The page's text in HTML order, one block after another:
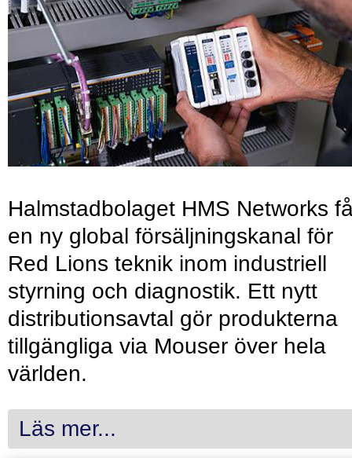
Halmstadbolaget HMS Networks
en ny global försäljningskanal för
Red Lions teknik inom industriell
styrning och diagnostik. Ett nytt
distributionsavtal gör produkterna
tillgängliga via Mouser över hela
världen.
Läs mer...